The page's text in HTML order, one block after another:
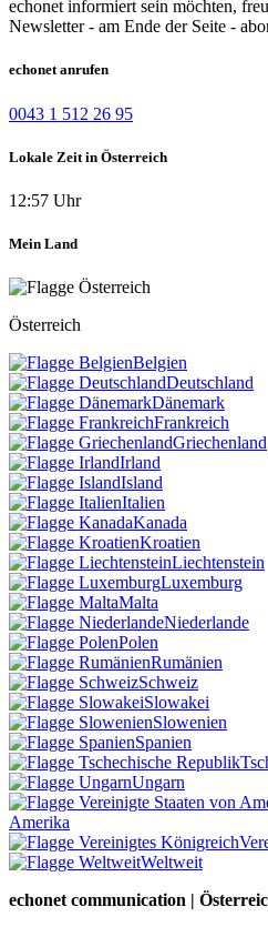
echonet informiert sein möchten,
Newsletter - am Ende der Seite -
echonet anrufen
0043 1 512 26 95
Lokale Zeit in Österreich
12:57 Uhr
Mein Land
Österreich
Belgien
Deutschland
Dänemark
Frankreich
Griechenland
Irland
Island
Italien
Kanada
Kroatien
Liechtenstein
Luxemburg
Malta
Niederlande
Polen
Rumänien
Schweiz
Slowakei
Slowenien
Spanien
Ungarn
Amerika
Weltweit
echonet communication |